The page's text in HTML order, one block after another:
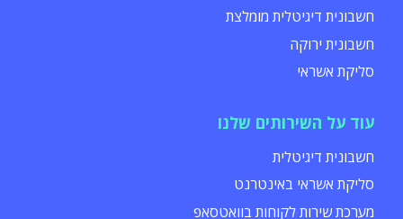
חשבונית דיגיטלית מומלצת
חשבונית ירוקה
סליקת אשראי
עוד על השירותים שלנו
חשבונית דיגיטלית
סליקת אשראי באינטרנט
מערכת שירות לקוחות בוואטסאפ